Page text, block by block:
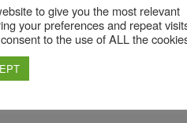
la 1 octombrie 2026
to give you the most relevant
your preferences and repeat
to the use of ALL the